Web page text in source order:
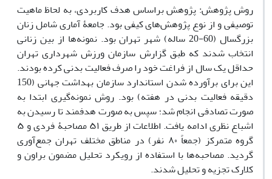
روش پژوهش: پژوهش براساس هدف کاربردی، به لحاظ ماهیت
توصیفی و از نوع پژوهش‌های کیفی بود. جامعۀ آماری شامل زنان
بزرگسال (60-20 ساله) شهر تهران بود. نمونه‌ها از بین زنانی
انتخاب شدند که طبق گزارش سازمان ورزش شهرداری تهران
حداقل یک سال از فراغت خود را صرف فعالیت بدنی کرده بودند.
این برای برآورده شدن استاندارد سازمان بهداشت جهانی (150
دقیقه فعالیت بدنی در هفته) بود. روش نمونه‌گیری ابتدا به
صورت تصادفی انجام شد؛ سپس به صورت هدفمند تا رسیدن به
اشباع نظری ادامه یافت. اطلاعات از طریق ۵۱ مصاحبۀ فردی و ۵
گروه متمرکز (جمعاً ۸۰ نفر) در مناطق مختلف تهران جمع‌آوری
گردید. مصاحبه‌ها با استفاده از رویکرد تحلیل مضمون براون و
کلارک تجزیه و تحلیل شدند.